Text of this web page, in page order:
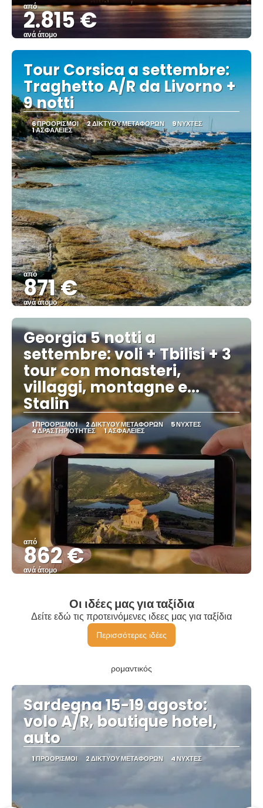
από
2.815 €
ανά άτομο
Βλέπω
Tour Corsica a settembre:
Traghetto A/R da Livorno +
9 notti
6 ΠΡΟΟΡΙΣΜΟΊ 2 ΔΙΚΤΎΟΥ ΜΕΤΑΦΟΡΏΝ 9 ΝΎΧΤΕΣ
1 ΑΣΦΆΛΕΙΕΣ
από
871 €
ανά άτομο
Βλέπω
Georgia 5 notti a
settembre: voli + Tbilisi + 3
tour con monasteri,
villaggi, montagne e...
Stalin
1 ΠΡΟΟΡΙΣΜΟΊ 2 ΔΙΚΤΎΟΥ ΜΕΤΑΦΟΡΏΝ 5 ΝΎΧΤΕΣ
4 ΔΡΑΣΤΗΡΙΌΤΗΤΕΣ 1 ΑΣΦΆΛΕΙΕΣ
από
862 €
ανά άτομο
Οι ιδέες μας για ταξίδια
Δείτε εδώ τις προτεινόμενες ιδεες μας για ταξίδια
Περισσότερες ιδέες
ρομαντικός
Sardegna 15-19 agosto:
volo A/R, boutique hotel,
auto
1 ΠΡΟΟΡΙΣΜΟΊ 2 ΔΙΚΤΎΟΥ ΜΕΤΑΦΟΡΏΝ 4 ΝΎΧΤΕΣ